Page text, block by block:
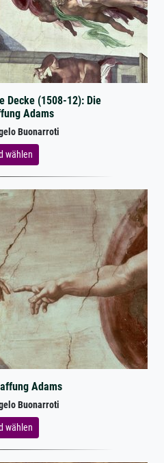
Decke (1508-12): Die
Adams
Buonarroti
wählen
Adams
Buonarroti
wählen